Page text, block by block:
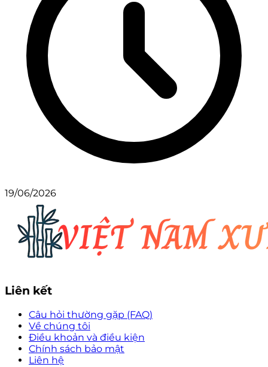
19/06/2026
Liên kết
Câu hỏi thường gặp (FAQ)
Về chúng tôi
Điều khoản và điều kiện
Chính sách bảo mật
Liên hệ